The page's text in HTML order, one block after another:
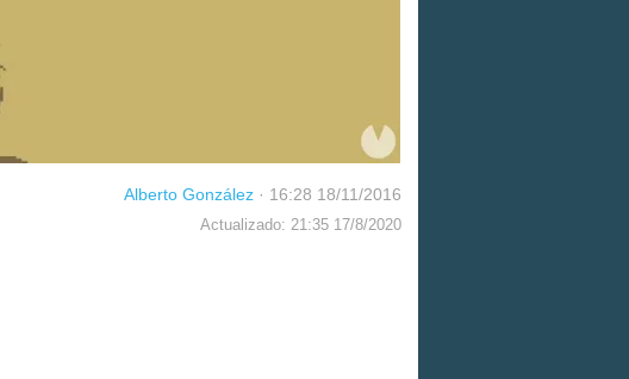
Alberto González · 16:28 18/11/2016
Actualizado: 21:35 17/8/2020